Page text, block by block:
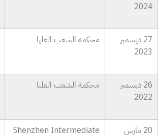
2024
27 ديسمبر
2023
محكمة الشعب العليا
26 ديسمبر
2022
محكمة الشعب العليا
20 مارس
Shenzhen Intermediate